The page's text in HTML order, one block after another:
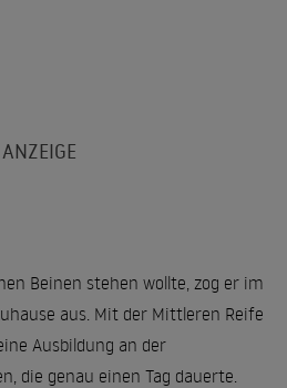
Beinen stehen wollte, zog er im
aus. Mit der Mittleren Reife
Ausbildung an der
die genau einen Tag dauerte.